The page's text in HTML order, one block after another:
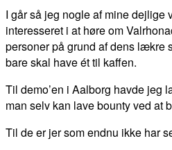
I går så jeg nogle af mine dejlige
interesseret i at høre om
personer på grund af dens lækre
bare skal have ét til kaffen.
Til demo’en i Aalborg havde jeg
man selv kan lave bounty ved at
Til de er jer som endnu ikke har